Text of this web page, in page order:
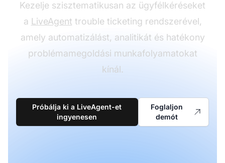
Kezelje szisztematikusan az ügyfélkéréseket
a LiveAgent trouble ticketing rendszerével,
amely automatizálást, analitikát és hatékony
problémamegoldási munkafolyamatokat
kínál.
Próbálja ki a LiveAgent-et
ingyenesen
Foglaljon
demót